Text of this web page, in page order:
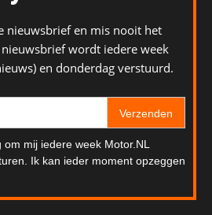
nieuwsbrief en mis nooit het
wordt iedere week
en donderdag verstuurd.
Verzenden
mij iedere week Motor.NL
Ik kan ieder moment opzeggen